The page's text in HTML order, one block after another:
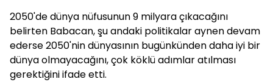
2050'de dünya nüfusunun 9 milyara çıkacağını
belirten Babacan, şu andaki politikalar aynen devam
ederse 2050'nin dünyasının bugünkünden daha iyi bir
dünya olmayacağını, çok köklü adımlar atılması
gerektiğini ifade etti.